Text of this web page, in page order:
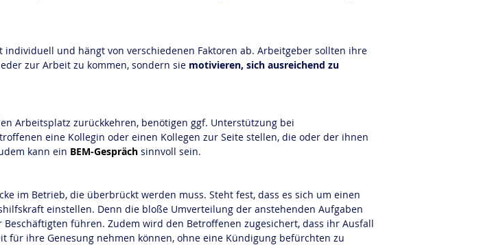
und hängt von verschiedenen Faktoren ab. Arbeitgeber sollten ihre
zur Arbeit zu kommen, sondern sie motivieren, sich ausreichend zu
Arbeitsplatz zurückkehren, benötigen ggf. Unterstützung bei
eine Kollegin oder einen Kollegen zur Seite stellen, die oder der ihnen
kann ein BEM-Gespräch sinnvoll sein.
im Betrieb, die überbrückt werden muss. Steht fest, dass es sich um einen
einstellen. Denn die bloße Umverteilung der anstehenden Aufgaben
führen. Zudem wird den Betroffenen zugesichert, dass ihr Ausfall
ihre Genesung nehmen können, ohne eine Kündigung befürchten zu